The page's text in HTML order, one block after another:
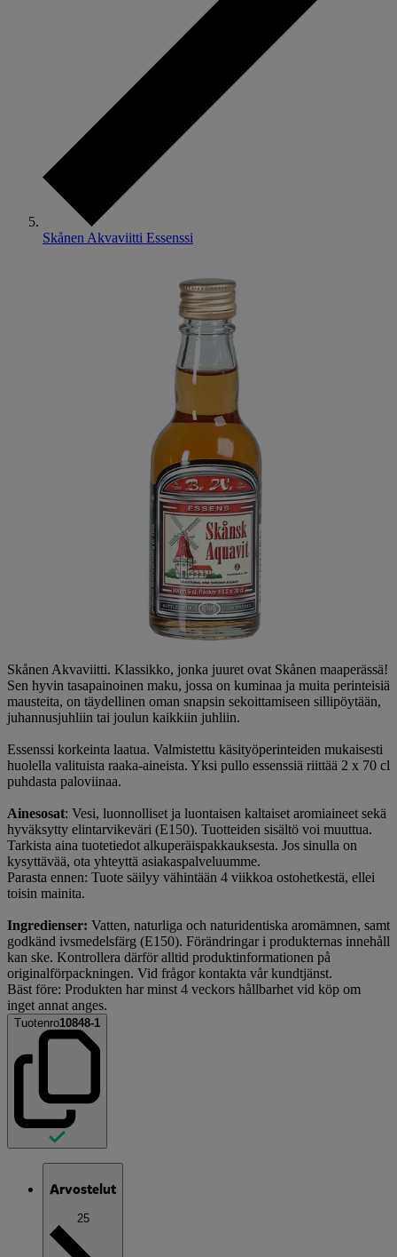
Skånen Akvaviitti Essenssi
Skånen Akvaviitti. Klassikko, jonka juuret ovat Skånen maaperässä!
Sen hyvin tasapainoinen maku, jossa on kuminaa ja muita perinteisiä
mausteita, on täydellinen oman snapsin sekoittamiseen sillipöytään,
juhannusjuhliin tai joulun kaikkiin juhliin.
Essenssi korkeinta laatua. Valmistettu käsityöperinteiden mukaisesti
huolella valituista raaka-aineista. Yksi pullo essenssiä riittää 2 x 70 cl
puhdasta paloviinaa.
Ainesosat: Vesi, luonnolliset ja luontaisen kaltaiset aromiaineet sekä
hyväksytty elintarvikeväri (E150). Tuotteiden sisältö voi muuttua.
Tarkista aina tuotetiedot alkuperäispakkauksesta. Jos sinulla on
kysyttävää, ota yhteyttä asiakaspalveluumme.
Parasta ennen: Tuote säilyy vähintään 4 viikkoa ostohetkestä, ellei
toisin mainita.
Ingredienser: Vatten, naturliga och naturidentiska aromämnen, samt
godkänd ivsmedelsfärg (E150). Förändringar i produkternas innehåll
kan ske. Kontrollera därför alltid produktinformationen på
originalförpackningen. Vid frågor kontakta vår kundtjänst.
Bäst före: Produkten har minst 4 veckors hållbarhet vid köp om
inget annat anges.
Tuotenro10848-1
Arvostelut
25